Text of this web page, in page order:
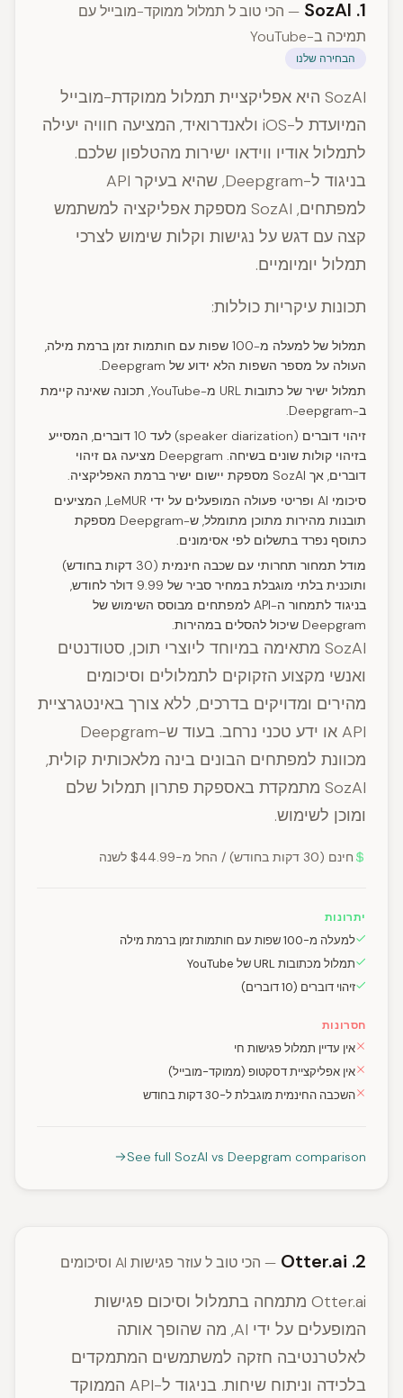
1. SozAI
— הכי טוב ל תמלול ממוקד-מובייל עם
תמיכה ב-YouTube
הבחירה שלנו
SozAI היא אפליקציית תמלול ממוקדת-מובייל
המיועדת ל-iOS ולאנדרואיד, המציעה חוויה יעילה
לתמלול אודיו ווידאו ישירות מהטלפון שלכם.
בניגוד ל-Deepgram, שהיא בעיקר API
למפתחים, SozAI מספקת אפליקציה למשתמש
קצה עם דגש על נגישות וקלות שימוש לצרכי
תמלול יומיומיים.
תכונות עיקריות כוללות:
תמלול של למעלה מ-100 שפות עם חותמות זמן ברמת מילה,
העולה על מספר השפות הלא ידוע של Deepgram.
תמלול ישיר של כתובות URL מ-YouTube, תכונה שאינה קיימת
ב-Deepgram.
זיהוי דוברים (speaker diarization) לעד 10 דוברים, המסייע
בזיהוי קולות שונים בשיחה. Deepgram מציעה גם זיהוי
דוברים, אך SozAI מספקת יישום ישיר ברמת האפליקציה.
סיכומי AI ופריטי פעולה המופעלים על ידי LeMUR, המציעים
תובנות מהירות מתוכן מתומלל, ש-Deepgram מספקת
כתוסף נפרד בתשלום לפי אסימונים.
מודל תמחור תחרותי עם שכבה חינמית (30 דקות בחודש)
ותוכנית בלתי מוגבלת במחיר סביר של 9.99 דולר לחודש,
בניגוד לתמחור ה-API למפתחים מבוסס השימוש של
Deepgram שיכול להסלים במהירות.
SozAI מתאימה במיוחד ליוצרי תוכן, סטודנטים
ואנשי מקצוע הזקוקים לתמלולים וסיכומים
מהירים ומדויקים בדרכים, ללא צורך באינטגרציית
API או ידע טכני נרחב. בעוד ש-Deepgram
מכוונת למפתחים הבונים בינה מלאכותית קולית,
SozAI מתמקדת באספקת פתרון תמלול שלם
ומוכן לשימוש.
חינם (30 דקות בחודש) / החל מ-$44.99 לשנה
יתרונות
למעלה מ-100 שפות עם חותמות זמן ברמת מילה
תמלול מכתובות URL של YouTube
זיהוי דוברים (10 דוברים)
חסרונות
אין עדיין תמלול פגישות חי
אין אפליקציית דסקטופ (ממוקד-מובייל)
השכבה החינמית מוגבלת ל-30 דקות בחודש
See full SozAI vs Deepgram comparison
2. Otter.ai — הכי טוב ל עוזר פגישות AI וסיכומים
Otter.ai מתמחה בתמלול וסיכום פגישות
המופעלים על ידי AI, מה שהופך אותה
לאלטרנטיבה חזקה למשתמשים המתמקדים
בלכידה וניתוח שיחות. בניגוד ל-API הממוקד